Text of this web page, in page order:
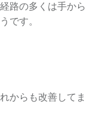
路の多くは手から
です。
からも改善してま